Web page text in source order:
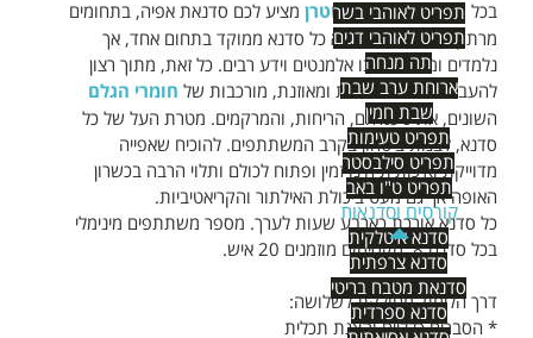
תפריט לאוהבי בשר
תפריט לאוהבי דגים
תה מנחה
ארוחת ערב שבת
שבת חמין
תפריט טעימות
תפריט סילבסטר
תפריט ט"ו באב
קורסים וסדנאות
סדנא איטלקית
סדנא צרפתית
סדנאת מטבח בריטי
סדנא ספרדית
בכל מקרה, השףארז שטרן מציע לכם סדנאת אפיה, בתחומים
מרתקים ומעניינים. נושא כל סדנא ממוקד בתחום אחד, אך
נלמדים ומשולבים בו אלמנטים וידע רבים. כל זאת, מתוך רצון
להעביר בצורה מעניינית ומאוזנת, מורכבות של חומרי הגלם
השונים, את טעמיהם, הריחות, והמרקמים. מטרת העל של כל
סדנא, לבנות ביטחון בקרב המשתתפים. להוכיח שאפייה
מדוייקת ואיכותית הינו זמין ופתוח לכולם ותלוי הרבה בכשרון
האופה אך גם מעט ביכולת האילתור והקריאטיביות.
כל סדנא אורכת כארבע שעות לערך. מספר משתתפים מינימלי
בכל סדנה 8. מקסימום מוזמנים 20 איש.
דרך הלימוד מחולקת לשלושה:
* הסברים כלליים והצגת תכלית